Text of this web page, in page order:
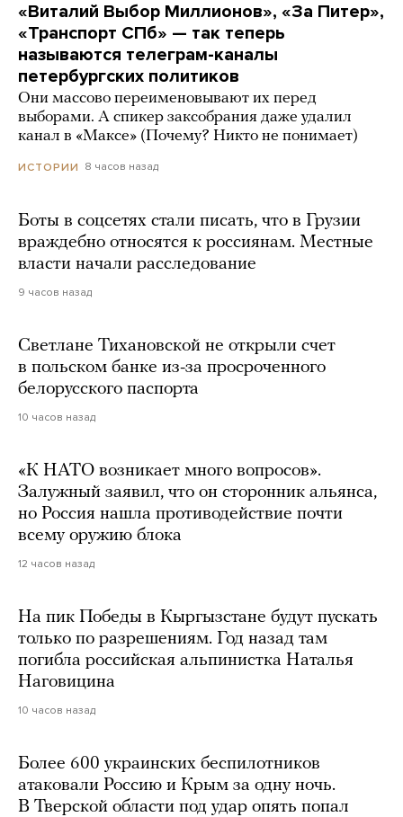
«Виталий Выбор Миллионов», «За Питер»,
«Транспорт СПб» — так теперь
называются телеграм-каналы
петербургских политиков
Они массово переименовывают их перед
выборами. А спикер заксобрания даже удалил
канал в «Максе» (Почему? Никто не понимает)
ИСТОРИИ 8 часов назад
Боты в соцсетях стали писать, что в Грузии
враждебно относятся к россиянам. Местные
власти начали расследование
9 часов назад
Светлане Тихановской не открыли счет
в польском банке из-за просроченного
белорусского паспорта
10 часов назад
«К НАТО возникает много вопросов».
Залужный заявил, что он сторонник альянса,
но Россия нашла противодействие почти
всему оружию блока
12 часов назад
На пик Победы в Кыргызстане будут пускать
только по разрешениям. Год назад там
погибла российская альпинистка Наталья
Наговицина
10 часов назад
Более 600 украинских беспилотников
атаковали Россию и Крым за одну ночь.
В Тверской области под удар опять попал